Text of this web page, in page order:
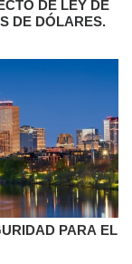
DE LEY DE
DE DÓLARES.
PARA EL